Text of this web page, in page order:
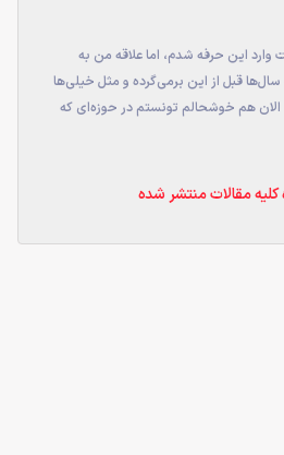
وارد این حرفه شدم، اما علاقه من به
قبل از این برمی‌گرده و مثل خیلی‌ها
هم خوشحالم تونستم در حوزه‌ای که
مقالات منتشر شده